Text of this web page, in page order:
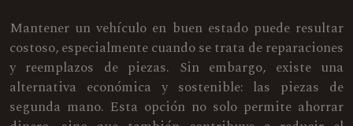
Mantener un vehículo en buen estado puede resultar
costoso, especialmente cuando se trata de reparaciones
y reemplazos de piezas. Sin embargo, existe una
alternativa económica y sostenible: las piezas de
segunda mano. Esta opción no solo permite ahorrar